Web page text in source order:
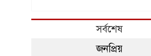
সর্বশেষ
জনপ্রিয়